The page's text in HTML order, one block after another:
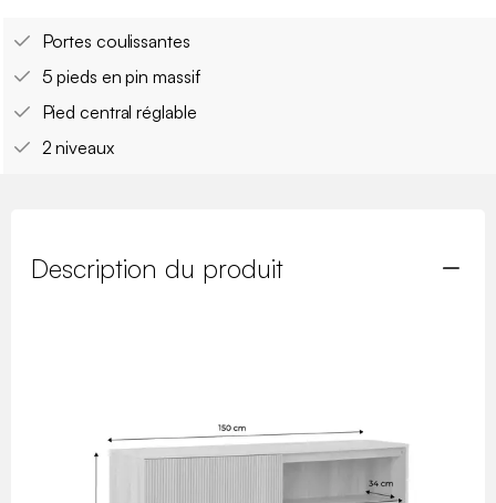
Portes coulissantes
5 pieds en pin massif
Pied central réglable
2 niveaux
Description du produit